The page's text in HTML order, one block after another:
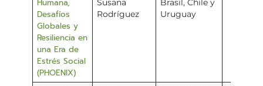
Humana,
Desafíos
Globales y
Resiliencia en
una Era de
Estrés Social
(PHOENIX)
Susana
Rodríguez
Brasil, Chile y
Uruguay